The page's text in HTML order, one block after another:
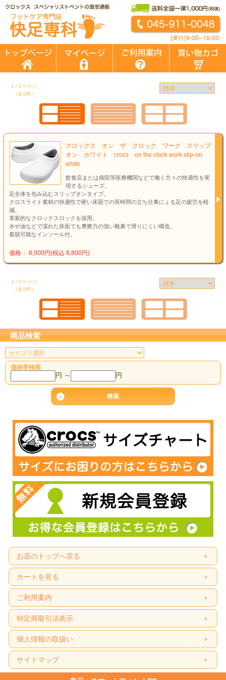
1 / 1ページ
（全1件）
クロックス オン ザ クロック ワーク スリップ
オン ホワイト crocs on the clock work slip-on
white
飲食店または病院等医療機関などで働く方々の快適性を実
現するシューズ。
足全体を包み込むスリップオンタイプ。
クロスライト素材の快適性で硬い床面での長時間の立ち仕事にょる足の疲労を軽
減。
革新的なクロックスロックを採用。
水や油などで濡れた床面でも摩擦力の強い靴裏で滑りにくい構造。
着脱可能なインソール付。
価格： 8,000円(税込 8,800円)
1 / 1ページ
（全1件）
商品検索
価格帯検索
円 ～ 円
お店のトップへ戻る
カートを見る
ご利用案内
特定商取引法表示
個人情報の取扱い
サイトマップ